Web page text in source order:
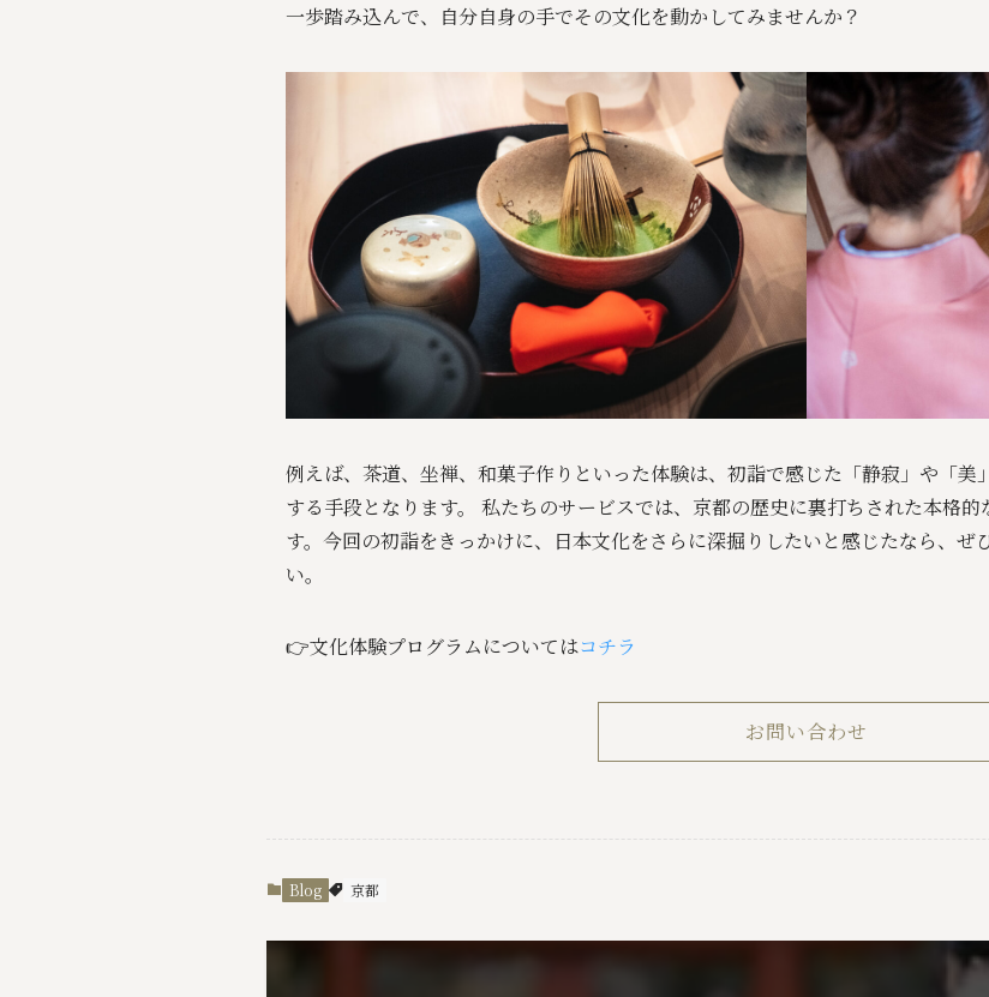
一歩踏み込んで、自分自身の手でその文化を動かしてみませんか？
例えば、茶道、坐禅、和菓子作りといった体験は、初詣で感じた「静寂」や「美
する手段となります。 私たちのサービスでは、京都の歴史に裏打ちされた本格
す。今回の初詣をきっかけに、日本文化をさらに深掘りしたいと感じたなら、ぜ
い。
👉文化体験プログラムについてはコチラ
お問い合わせ
Blog 京都